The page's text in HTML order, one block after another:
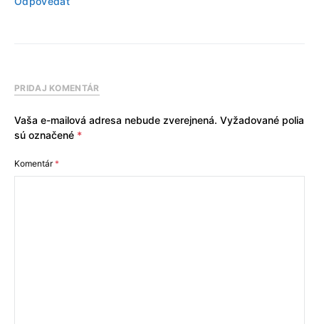
PRIDAJ KOMENTÁR
Vaša e-mailová adresa nebude zverejnená. Vyžadované polia
sú označené *
Komentár*